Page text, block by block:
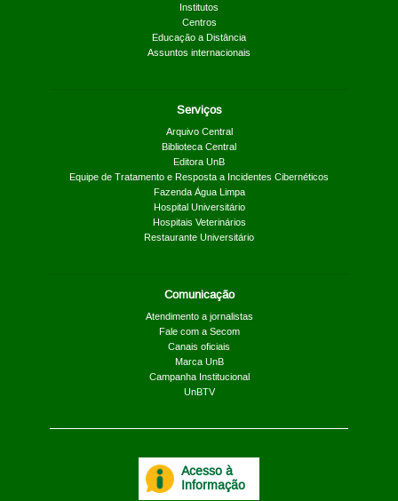
Institutos
Centros
Educação a Distância
Assuntos internacionais
Serviços
Arquivo Central
Biblioteca Central
Editora UnB
Equipe de Tratamento e Resposta a Incidentes Cibernéticos
Fazenda Água Limpa
Hospital Universitário
Hospitais Veterinários
Restaurante Universitário
Comunicação
Atendimento a jornalistas
Fale com a Secom
Canais oficiais
Marca UnB
Campanha Institucional
UnBTV
Acesso à
Informação